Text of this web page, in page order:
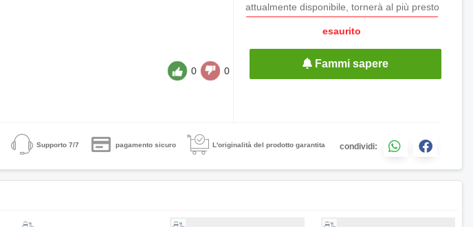
0 0
attualmente disponibile, tornerà al più presto
esaurito
Fammi sapere
Supporto 7/7 pagamento sicuro L'originalità del prodotto garantita condividi: